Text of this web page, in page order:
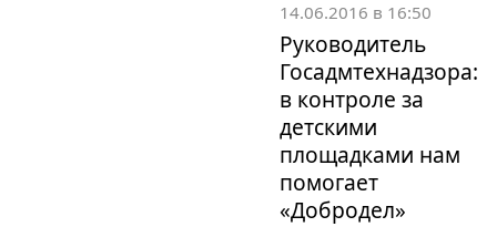
14.06.2016 в 16:50
Руководитель
Госадмтехнадзора:
в контроле за
детскими
площадками нам
помогает
«Добродел»